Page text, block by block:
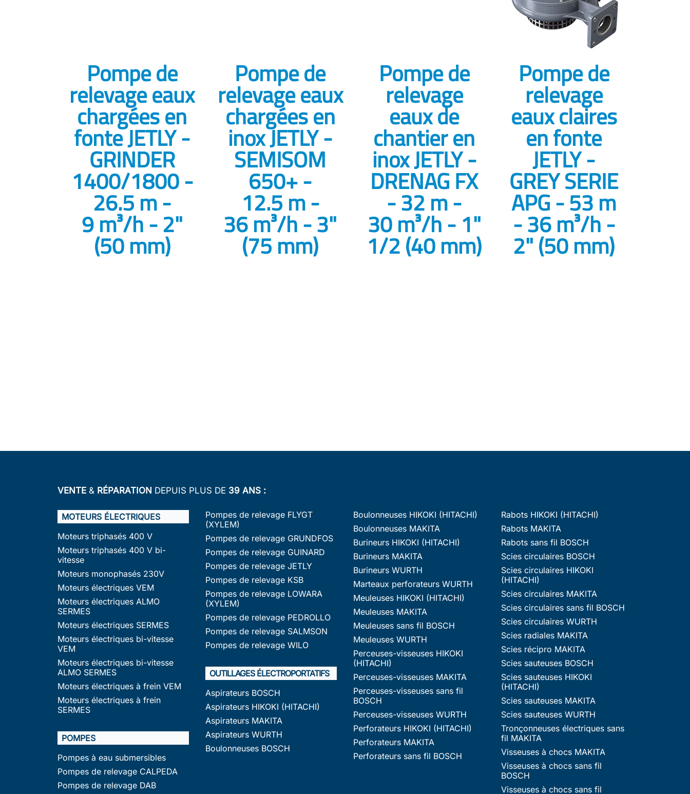
Pompe de
relevage eaux
chargées en
fonte JETLY -
GRINDER
1400/1800 -
26.5 m -
9 m³/h - 2"
(50 mm)
Pompe de
relevage eaux
chargées en
inox JETLY -
SEMISOM
650+ -
12.5 m -
36 m³/h - 3"
(75 mm)
Pompe de
relevage
eaux de
chantier en
inox JETLY -
DRENAG FX
- 32 m -
30 m³/h - 1"
1/2 (40 mm)
Pompe de
relevage
eaux claires
en fonte
JETLY -
GREY SERIE
APG - 53 m
- 36 m³/h -
2" (50 mm)
VENTE & RÉPARATION DEPUIS PLUS DE 39 ANS :
MOTEURS ÉLECTRIQUES
Moteurs triphasés 400 V
Moteurs triphasés 400 V bi-
vitesse
Moteurs monophasés 230V
Moteurs électriques VEM
Moteurs électriques ALMO
SERMES
Moteurs électriques SERMES
Moteurs électriques bi-vitesse
VEM
Moteurs électriques bi-vitesse
ALMO SERMES
Moteurs électriques à frein VEM
Moteurs électriques à frein
SERMES
POMPES
Pompes à eau submersibles
Pompes de relevage CALPEDA
Pompes de relevage DAB
Pompes de relevage FLYGT
(XYLEM)
Pompes de relevage GRUNDFOS
Pompes de relevage GUINARD
Pompes de relevage JETLY
Pompes de relevage KSB
Pompes de relevage LOWARA
(XYLEM)
Pompes de relevage PEDROLLO
Pompes de relevage SALMSON
Pompes de relevage WILO
OUTILLAGES ÉLECTROPORTATIFS
Aspirateurs BOSCH
Aspirateurs HIKOKI (HITACHI)
Aspirateurs MAKITA
Aspirateurs WURTH
Boulonneuses BOSCH
Boulonneuses HIKOKI (HITACHI)
Boulonneuses MAKITA
Burineurs HIKOKI (HITACHI)
Burineurs MAKITA
Burineurs WURTH
Marteaux perforateurs WURTH
Meuleuses HIKOKI (HITACHI)
Meuleuses MAKITA
Meuleuses sans fil BOSCH
Meuleuses WURTH
Perceuses-visseuses HIKOKI
(HITACHI)
Perceuses-visseuses MAKITA
Perceuses-visseuses sans fil
BOSCH
Perceuses-visseuses WURTH
Perforateurs HIKOKI (HITACHI)
Perforateurs MAKITA
Perforateurs sans fil BOSCH
Rabots HIKOKI (HITACHI)
Rabots MAKITA
Rabots sans fil BOSCH
Scies circulaires BOSCH
Scies circulaires HIKOKI
(HITACHI)
Scies circulaires MAKITA
Scies circulaires sans fil BOSCH
Scies circulaires WURTH
Scies radiales MAKITA
Scies récipro MAKITA
Scies sauteuses BOSCH
Scies sauteuses HIKOKI
(HITACHI)
Scies sauteuses MAKITA
Scies sauteuses WURTH
Tronçonneuses électriques sans
fil MAKITA
Visseuses à chocs MAKITA
Visseuses à chocs sans fil
BOSCH
Visseuses à chocs sans fil